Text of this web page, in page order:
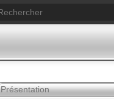
Présentation